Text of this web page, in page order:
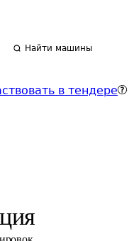
Найти машины
в тендере